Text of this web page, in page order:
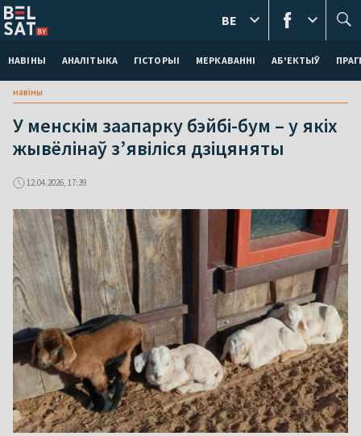
НАВІНЫ АНАЛІТЫКА ГІСТОРЫІ МЕРКАВАННI АБ'ЕКТЫЎ
BE
навіны
У менскім заапарку бэйбі-бум – у якіх
жывёлінаў з’явіліся дзіцяняты
12.04.2026, 17:39